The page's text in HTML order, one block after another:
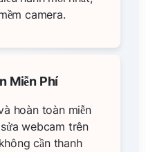
camera.
Miễn Phí
hoàn toàn miễn
webcam trên
cần thanh